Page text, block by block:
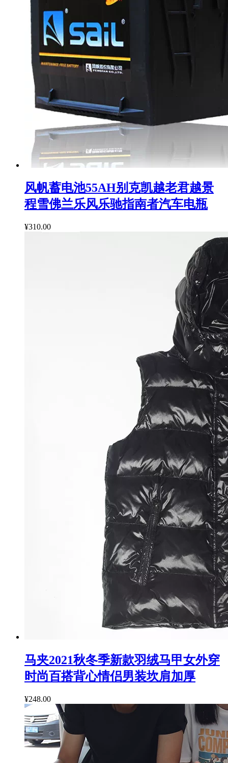
风帆蓄电池55AH别克凯越老君越景
程雪佛兰乐风乐驰指南者汽车电瓶
¥310.00
马夹2021秋冬季新款羽绒马甲女外穿
时尚百搭背心情侣男装坎肩加厚
¥248.00